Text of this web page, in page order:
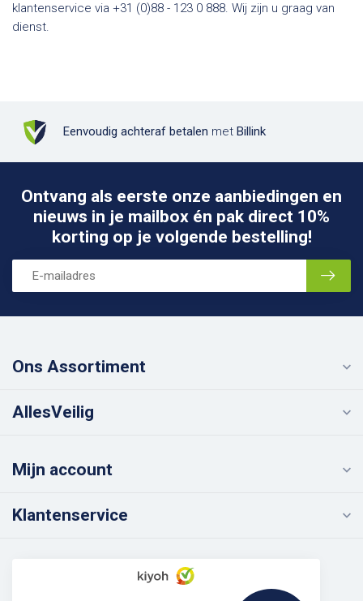
klantenservice via +31 (0)88 - 123 0 888. Wij zijn u graag van
dienst.
Eenvoudig achteraf betalen met Billink
Ontvang als eerste onze aanbiedingen en
nieuws in je mailbox én pak direct 10%
korting op je volgende bestelling!
Ons Assortiment
AllesVeilig
Mijn account
Klantenservice